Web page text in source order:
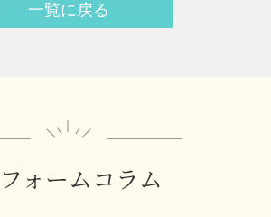
一覧に戻る
ォームコラム